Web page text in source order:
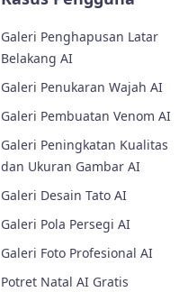
Galeri Penghapusan Latar
Belakang AI
Galeri Penukaran Wajah AI
Galeri Pembuatan Venom AI
Galeri Peningkatan Kualitas
dan Ukuran Gambar AI
Galeri Desain Tato AI
Galeri Pola Persegi AI
Galeri Foto Profesional AI
Potret Natal AI Gratis